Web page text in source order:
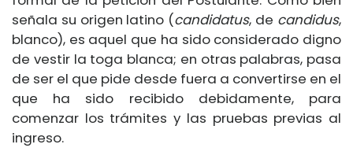
señala su origen latino (candidatus, de candidus,
blanco), es aquel que ha sido considerado digno
de vestir la toga blanca; en otras palabras, pasa
de ser el que pide desde fuera a convertirse en el
que ha sido recibido debidamente, para
comenzar los trámites y las pruebas previas al
ingreso.